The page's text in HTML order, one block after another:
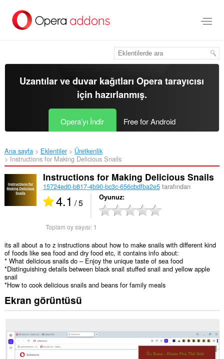
içeriğe
Uzantılar ve duvar kağıtlarıOpera tarayıcısı
için hazırlanmış.
Opera'yı İndir Free for Android
Ana sayfa Eklentiler
Üretkenlik
Instructions for Making Delicious Snails‎
Instructions for Making Delicious Snails
15724ed0-b817-4b90-bc3c-656cbdfba2e5tarafından
4.1 / 5 Oyunuz
Toplam oy sayısı: 1
its all about a to z instructions about how to make snails with different kind
of foods like sea food and dry food etc, it contains info about:
* What delicious snails do – Enjoy the unique taste of sea food
*Distinguishing details between black snail stuffed snail and yellow apple
snail
*How to cook delicious snails and beans for family meals
Ekran görüntüsü